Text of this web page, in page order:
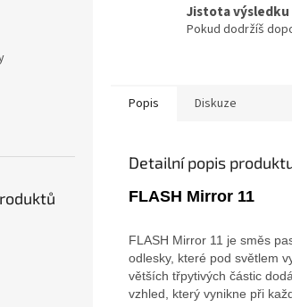
Jistota
Pokud dodržíš
Popis Diskuze
Detailní popis
FLASH Mirror 11
FLASH Mirror 11 je směs
odlesky, které pod světlem
větších třpytivých částic
vzhled, který vynikne při